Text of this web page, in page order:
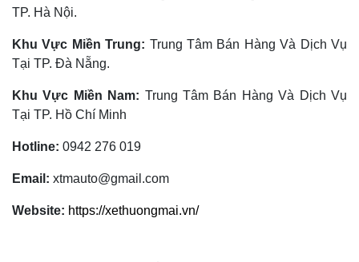
TP. Hà Nội.
Khu Vực Miền Trung: Trung Tâm Bán Hàng Và Dịch Vụ
Tại TP. Đà Nẵng.
Khu Vực Miền Nam: Trung Tâm Bán Hàng Và Dịch Vụ
Tại TP. Hồ Chí Minh
Hotline: 0942 276 019
Email: xtmauto@gmail.com
Website: https://xethuongmai.vn/